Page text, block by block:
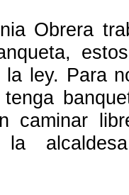
Obrera
ley. Para
caminar
la